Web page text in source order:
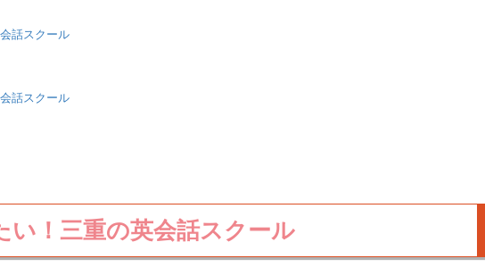
話スクール
話スクール
い！三重の英会話スクール